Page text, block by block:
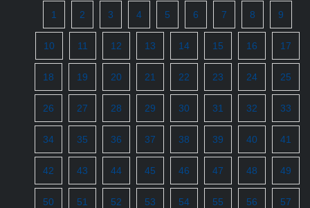
1 2 3 4 5 6 7 8 9
10 11 12 13 14 15 16 17
18 19 20 21 22 23 24 25
26 27 28 29 30 31 32 33
34 35 36 37 38 39 40 41
42 43 44 45 46 47 48 49
50 51 52 53 54 55 56 57